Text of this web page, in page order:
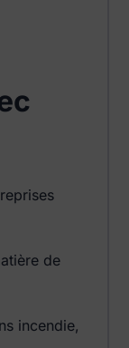
de
incendie,